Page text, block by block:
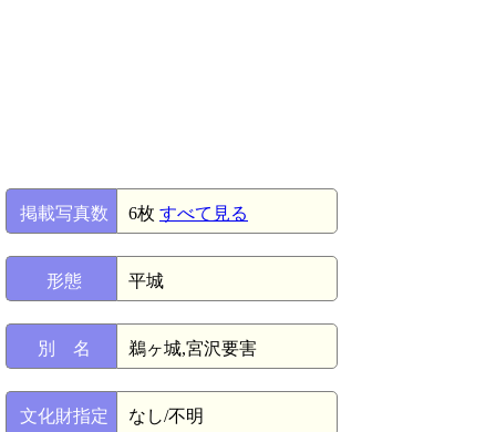
掲載写真数 6枚 すべて見る
形態 平城
別 名 鵜ヶ城,宮沢要害
文化財指定 なし/不明